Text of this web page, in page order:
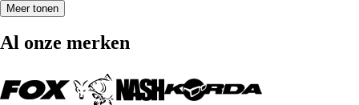
Meer tonen
Al onze merken